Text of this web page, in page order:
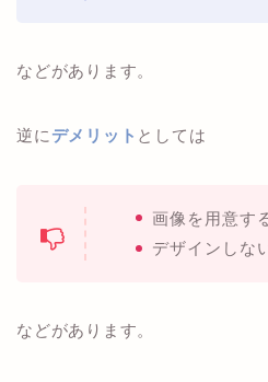
などがあります。
逆に デメリット としては
画像を用意す
デザインしな
などがあります。